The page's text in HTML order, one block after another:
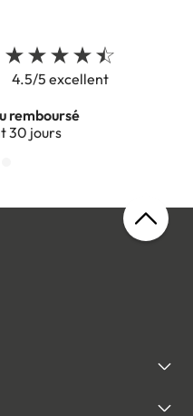
4.5/5 excellent
remboursé
30 jours